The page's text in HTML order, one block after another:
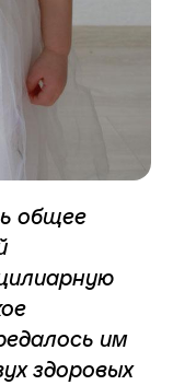
общее
им
здоровых